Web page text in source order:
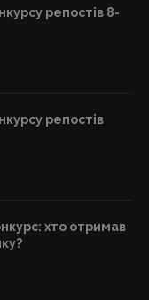
репостів 8-
репостів
хто отримав